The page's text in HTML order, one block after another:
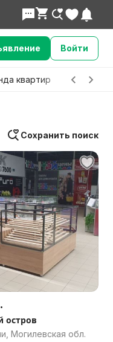
Войти
квартир Детские
Сохранить поиск
остров
Могилевская обл.